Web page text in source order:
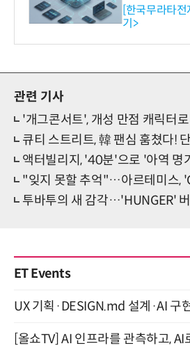
공…73개 제
확대
[한국무라타
기>
관련 기사
'개그콘서트', 개성 만점 캐릭터
큐티 스트리트, 韓 팬심 훔쳤다! 단
액터빌리지, '40분'으로 '아역 명
"잊지 못할 추억"…아르테미스, 'Grand
투바투의 새 감각…'HUNGER'
ET Events